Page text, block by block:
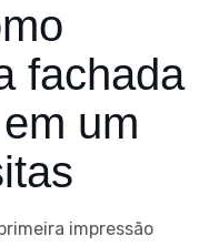
fachada
um
impressão